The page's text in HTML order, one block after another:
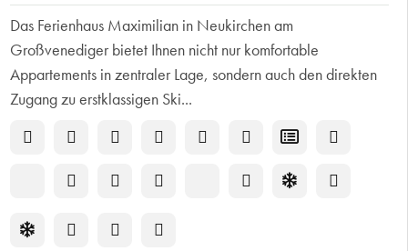
Das Ferienhaus Maximilian in Neukirchen am
Großvenediger bietet Ihnen nicht nur komfortable
Appartements in zentraler Lage, sondern auch den direkten
Zugang zu erstklassigen Ski...